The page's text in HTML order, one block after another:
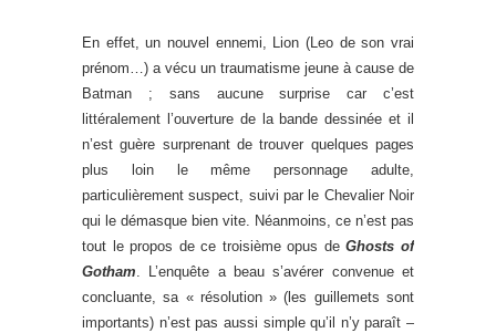
En effet, un nouvel ennemi, Lion (Leo de son vrai
prénom…) a vécu un traumatisme jeune à cause de
Batman ; sans aucune surprise car c’est
littéralement l’ouverture de la bande dessinée et il
n’est guère surprenant de trouver quelques pages
plus loin le même personnage adulte,
particulièrement suspect, suivi par le Chevalier Noir
qui le démasque bien vite. Néanmoins, ce n’est pas
tout le propos de ce troisième opus deGhosts of
Gotham. L’enquête a beau s’avérer convenue et
concluante, sa « résolution » (les guillemets sont
importants) n’est pas aussi simple qu’il n’y paraît –